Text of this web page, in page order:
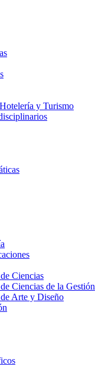
y Turismo
Ciencias
Ciencias de la Gestión
Arte y Diseño